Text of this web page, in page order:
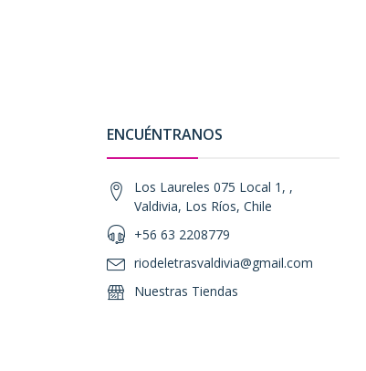
ENCUÉNTRANOS
Los Laureles 075 Local 1, ,
Valdivia, Los Ríos, Chile
+56 63 2208779
riodeletrasvaldivia@gmail.com
Nuestras Tiendas